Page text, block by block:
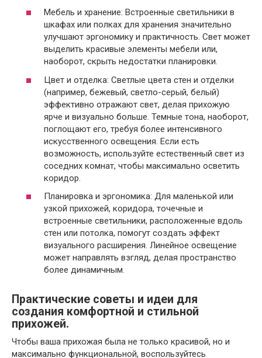
Мебель и хранение: Встроенные светильники в
шкафах или полках для хранения значительно
улучшают эргономику и практичность. Свет может
выделить красивые элементы мебели или,
наоборот, скрыть недостатки планировки.
Цвет и отделка: Светлые цвета стен и отделки
(например, бежевый, светло-серый, белый)
эффективно отражают свет, делая прихожую
ярче и визуально больше. Темные тона, наоборот,
поглощают его, требуя более интенсивного
искусственного освещения. Если есть
возможность, используйте естественный свет из
соседних комнат, чтобы максимально осветить
коридор.
Планировка и эргономика: Для маленькой или
узкой прихожей, коридора, точечные и
встроенные светильники, расположенные вдоль
стен или потолка, помогут создать эффект
визуального расширения. Линейное освещение
может направлять взгляд, делая пространство
более динамичным.
Практические советы и идеи для
создания комфортной и стильной
прихожей.
Чтобы ваша прихожая была не только красивой, но и
максимально функциональной, воспользуйтесь